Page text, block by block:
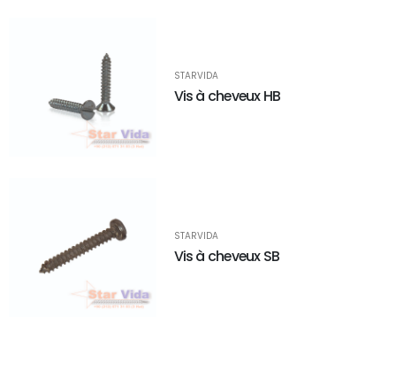
STARVIDA
Vis à cheveux HB
STARVIDA
Vis à cheveux SB